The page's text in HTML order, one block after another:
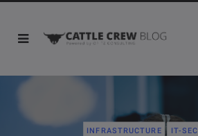
INFRASTRUCTURE IT-